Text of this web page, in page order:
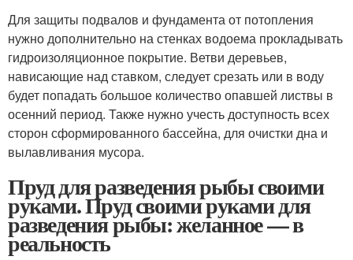
Для защиты подвалов и фундамента от потопления
нужно дополнительно на стенках водоема прокладывать
гидроизоляционное покрытие. Ветви деревьев,
нависающие над ставком, следует срезать или в воду
будет попадать большое количество опавшей листвы в
осенний период. Также нужно учесть доступность всех
сторон сформированного бассейна, для очистки дна и
вылавливания мусора.
Пруд для разведения рыбы своими
руками. Пруд своими руками для
разведения рыбы: желанное — в
реальность